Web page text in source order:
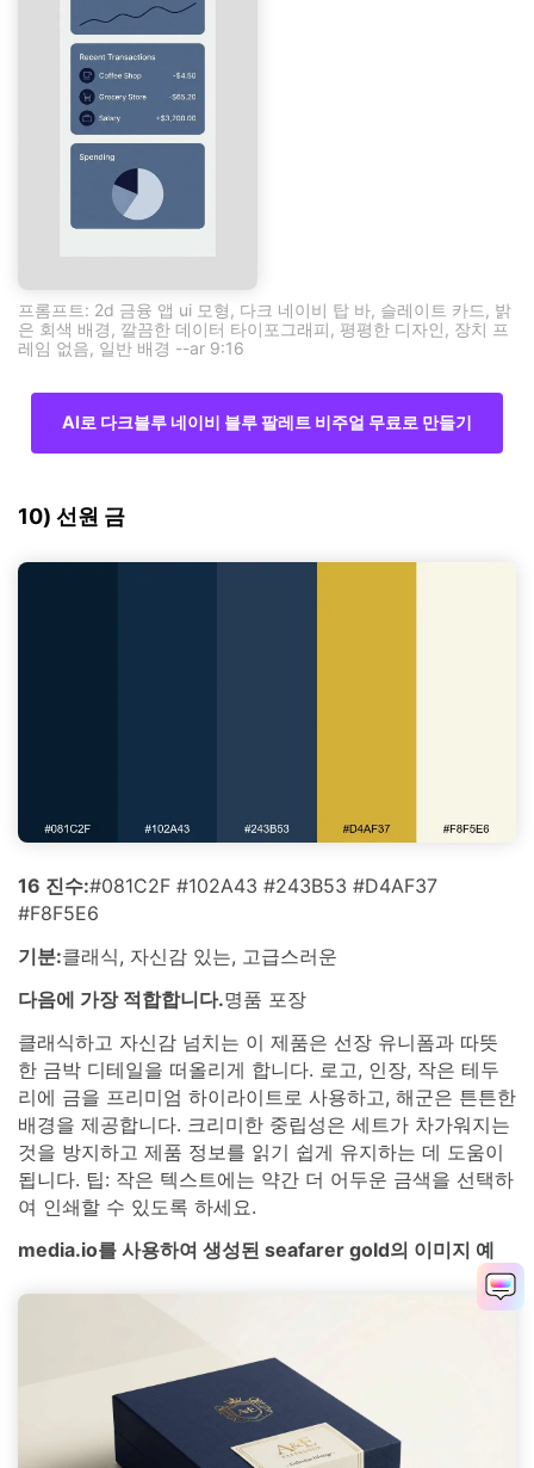
프롬프트: 2d 금융 앱 ui 모형, 다크 네이비 탑 바, 슬레이트 카드, 밝
은 회색 배경, 깔끔한 데이터 타이포그래피, 평평한 디자인, 장치 프
레임 없음, 일반 배경 --ar 9:16
AI로 다크블루 네이비 블루 팔레트 비주얼 무료로 만들기
10) 선원 금
16 진수:#081C2F #102A43 #243B53 #D4AF37
#F8F5E6
기분:클래식, 자신감 있는, 고급스러운
다음에 가장 적합합니다.명품 포장
클래식하고 자신감 넘치는 이 제품은 선장 유니폼과 따뜻
한 금박 디테일을 떠올리게 합니다. 로고, 인장, 작은 테두
리에 금을 프리미엄 하이라이트로 사용하고, 해군은 튼튼한
배경을 제공합니다. 크리미한 중립성은 세트가 차가워지는
것을 방지하고 제품 정보를 읽기 쉽게 유지하는 데 도움이
됩니다. 팁: 작은 텍스트에는 약간 더 어두운 금색을 선택하
여 인쇄할 수 있도록 하세요.
media.io를 사용하여 생성된 seafarer gold의 이미지 예